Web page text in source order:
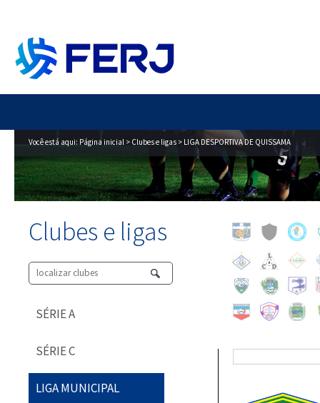
Você está aqui: Página inicial > Clubes e ligas > LIGA DESPORTIVA DE QUISSAMA
Clubes e ligas
SÉRIE A
SÉRIE C
LIGA MUNICIPAL